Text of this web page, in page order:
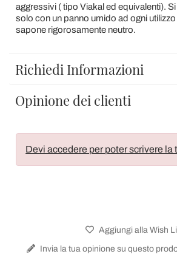
aggressivi ( tipo Viakal ed equivalenti).
solo con un panno umido ad ogni
sapone rigorosamente neutro.
Richiedi Informazioni
Opinione dei clienti
Devi accedere per poter scrivere la
Aggiungi alla Wish
Invia la tua opinione su questo